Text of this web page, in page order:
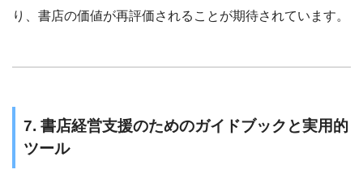
り、書店の価値が再評価されることが期待されています。
7. 書店経営支援のためのガイドブックと実用的
ツール